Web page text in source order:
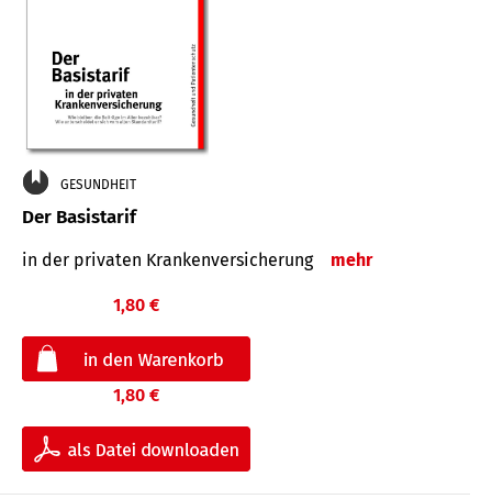
GESUNDHEIT
Der Basistarif
in der privaten Kran­ken­ver­siche­rung mehr
1,80 €
1,80 €